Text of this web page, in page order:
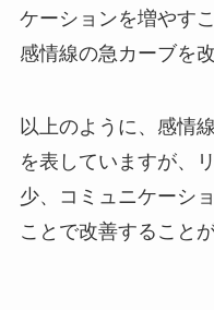
ケーションを増やす
感情線の急カーブを
以上のように、感情
を表していますが、
少、コミュニケーシ
ことで改善すること